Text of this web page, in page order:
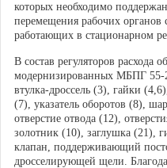
которых необходимо
перемещения рабочих
работающих в стационарном
В состав регуляторов расхода
модернизированных МБПГ 55-
втулка-дроссель (3), гайки
(7), указатель оборотов (8),
отверстие отвода (12),
золотник (10), заглушка (21),
клапан, поддерживающий
дросселирующей щели.